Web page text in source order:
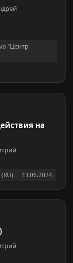
"Центр
на
13.06.2024